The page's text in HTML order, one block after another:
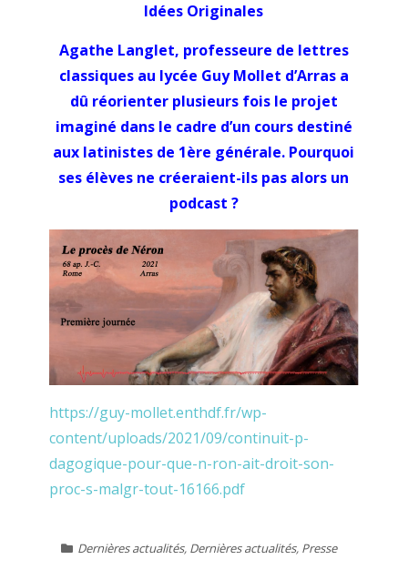
Idées Originales
Agathe Langlet, professeure de lettres
classiques au lycée Guy Mollet d’Arras a
dû réorienter plusieurs fois le projet
imaginé dans le cadre d’un cours destiné
aux latinistes de 1ère générale. Pourquoi
ses élèves ne créeraient-ils pas alors un
podcast ?
https://guy-mollet.enthdf.fr/wp-
content/uploads/2021/09/continuit-p-
dagogique-pour-que-n-ron-ait-droit-son-
proc-s-malgr-tout-16166.pdf
Dernières actualités, Dernières actualités, Presse